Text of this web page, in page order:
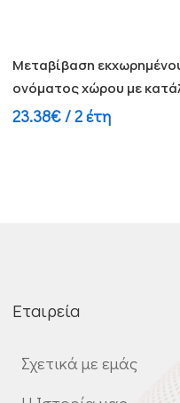
Διαβάστε περισσότερα
Μεταβίβαση εκχωρημένου
ονόματος χώρου με
/ 2 έτη
Εταιρεία
Σχετικά με εμάς